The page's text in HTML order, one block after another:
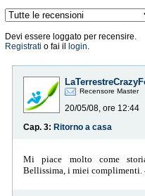
Devi essere loggato per recensire.
Registrati o fai il login.
Recensore Master
20/05/08, ore 12:44
Cap. 3: Ritorno a casa
Mi piace molto come
Bellissima, i miei complimenti.